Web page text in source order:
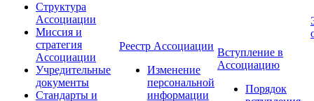
Структура
Ассоциации
Миссия и
стратегия
Ассоциации
Учредительные
документы
Стандарты и
Реестр Ассоциации
Изменение
персональной
информации
Вступление в
Ассоциацию
Порядок